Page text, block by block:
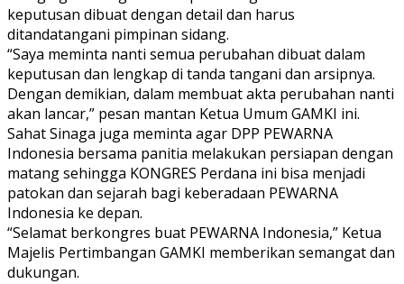
keputusan dibuat dengan detail dan harus
ditandatangani pimpinan sidang.
“Saya meminta nanti semua perubahan dibuat dalam
keputusan dan lengkap di tanda tangani dan arsipnya.
Dengan demikian, dalam membuat akta perubahan nanti
akan lancar,” pesan mantan Ketua Umum GAMKI ini.
Sahat Sinaga juga meminta agar DPP PEWARNA
Indonesia bersama panitia melakukan persiapan dengan
matang sehingga KONGRES Perdana ini bisa menjadi
patokan dan sejarah bagi keberadaan PEWARNA
Indonesia ke depan.
“Selamat berkongres buat PEWARNA Indonesia,” Ketua
Majelis Pertimbangan GAMKI memberikan semangat dan
dukungan.